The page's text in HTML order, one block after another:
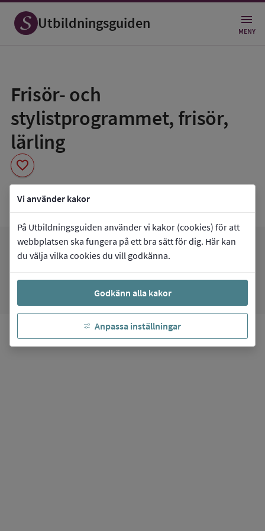
Vi använder kakor
På Utbildningsguiden använder vi kakor (cookies) för att
webbplatsen ska fungera på ett bra sätt för dig. Här kan
du välja vilka cookies du vill godkänna.
Godkänn alla kakor
Anpassa inställningar
Utbildningsguiden MENY
Frisör- och
stylistprogrammet, frisör,
lärling
favorite
som
favorit
Praktiska Gymnasiet Liljeholmen
Gå tillPraktiska Gymnasiet Liljeholmenarrow_forward
Mina favoriterfavorite